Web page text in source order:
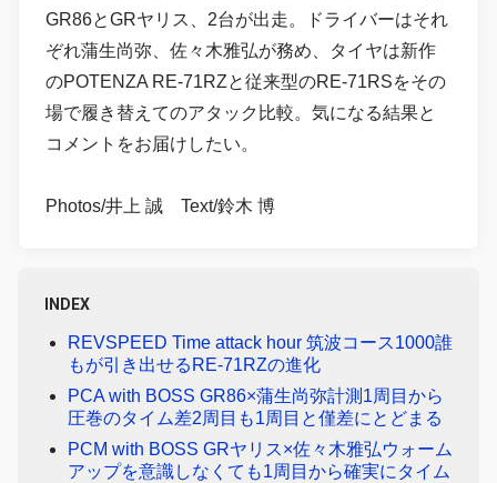
GR86とGRヤリス、2台が出走。ドライバーはそれ
ぞれ蒲生尚弥、佐々木雅弘が務め、タイヤは新作
のPOTENZA RE-71RZと従来型のRE-71RSをその
場で履き替えてのアタック比較。気になる結果と
コメントをお届けしたい。
Photos/井上 誠 Text/鈴木 博
INDEX
REVSPEED Time attack hour 筑波コース1000誰
もが引き出せるRE-71RZの進化
PCA with BOSS GR86×蒲生尚弥計測1周目から
圧巻のタイム差2周目も1周目と僅差にとどまる
PCM with BOSS GRヤリス×佐々木雅弘ウォーム
アップを意識しなくても1周目から確実にタイム